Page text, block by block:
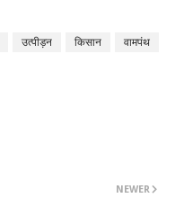
उत्पीड़न किसान
वामपंथ
NEWER